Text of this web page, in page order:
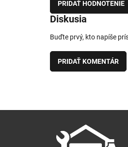
PRIDAŤ HODNOTENIE
Diskusia
Buďte prvý, kto napíše
PRIDAŤ KOMENTÁR